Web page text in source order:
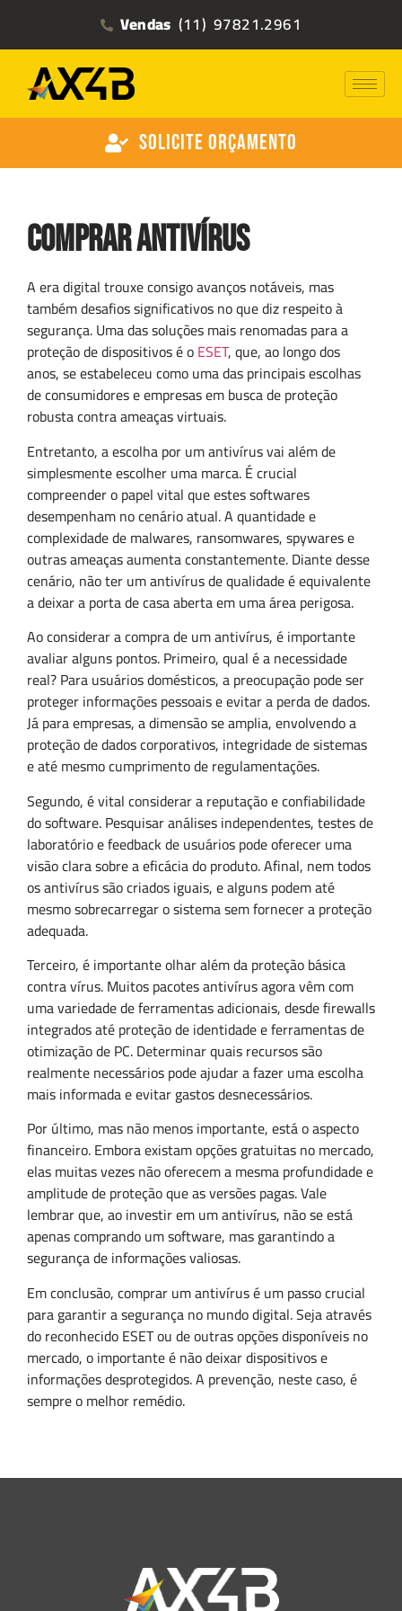
Vendas (11) 97821.2961
Solicite Orçamento
Comprar Antivírus
A era digital trouxe consigo avanços notáveis, mas
também desafios significativos no que diz respeito à
segurança. Uma das soluções mais renomadas para a
proteção de dispositivos é oESET, que, ao longo dos
anos, se estabeleceu como uma das principais escolhas
de consumidores e empresas em busca de proteção
robusta contra ameaças virtuais.
Entretanto, a escolha por um antivírus vai além de
simplesmente escolher uma marca. É crucial
compreender o papel vital que estes softwares
desempenham no cenário atual. A quantidade e
complexidade de malwares, ransomwares, spywares e
outras ameaças aumenta constantemente. Diante desse
cenário, não ter um antivírus de qualidade é equivalente
a deixar a porta de casa aberta em uma área perigosa.
Ao considerar a compra de um antivírus, é importante
avaliar alguns pontos. Primeiro, qual é a necessidade
real? Para usuários domésticos, a preocupação pode ser
proteger informações pessoais e evitar a perda de dados.
Já para empresas, a dimensão se amplia, envolvendo a
proteção de dados corporativos, integridade de sistemas
e até mesmo cumprimento de regulamentações.
Segundo, é vital considerar a reputação e confiabilidade
do software. Pesquisar análises independentes, testes de
laboratório e feedback de usuários pode oferecer uma
visão clara sobre a eficácia do produto. Afinal, nem todos
os antivírus são criados iguais, e alguns podem até
mesmo sobrecarregar o sistema sem fornecer a proteção
adequada.
Terceiro, é importante olhar além da proteção básica
contra vírus. Muitos pacotes antivírus agora vêm com
uma variedade de ferramentas adicionais, desde firewalls
integrados até proteção de identidade e ferramentas de
otimização de PC. Determinar quais recursos são
realmente necessários pode ajudar a fazer uma escolha
mais informada e evitar gastos desnecessários.
Por último, mas não menos importante, está o aspecto
financeiro. Embora existam opções gratuitas no mercado,
elas muitas vezes não oferecem a mesma profundidade e
amplitude de proteção que as versões pagas. Vale
lembrar que, ao investir em um antivírus, não se está
apenas comprando um software, mas garantindo a
segurança de informações valiosas.
Em conclusão, comprar um antivírus é um passo crucial
para garantir a segurança no mundo digital. Seja através
do reconhecido ESET ou de outras opções disponíveis no
mercado, o importante é não deixar dispositivos e
informações desprotegidos. A prevenção, neste caso, é
sempre o melhor remédio.